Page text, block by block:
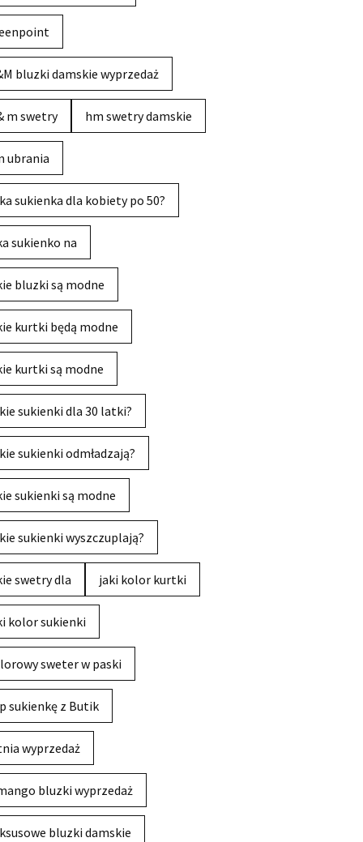
bluzki damskie wyprzedaż
m swetry hm swetry damskie
ubrania
sukienka dla kobiety po 50?
sukienko na
bluzki są modne
kurtki będą modne
kurtki są modne
sukienki dla 30 latki?
sukienki odmładzają?
sukienki są modne
sukienki wyszczuplają?
swetry dla jaki kolor kurtki
kolor sukienki
sweter w paski
sukienkę z Butik
wyprzedaż
bluzki wyprzedaż
bluzki damskie